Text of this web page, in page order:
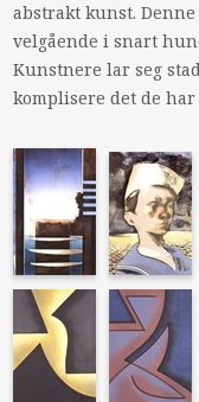
abstrakt kunst.
velgående i snart
Kunstnere lar seg
komplisere det de har